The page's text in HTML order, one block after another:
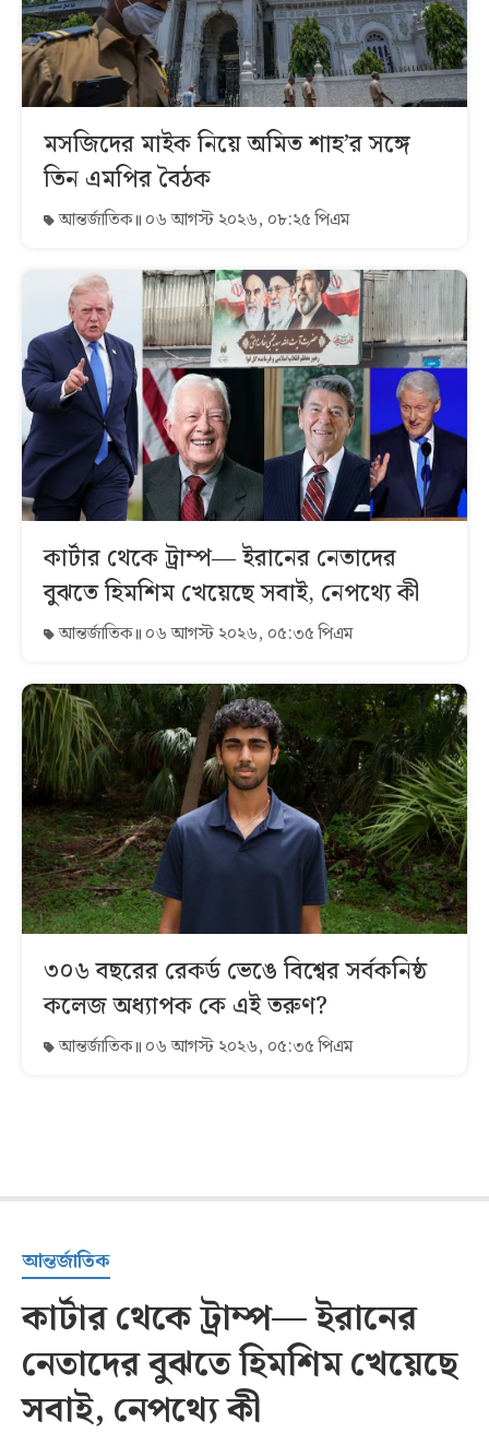
মসজিদের মাইক নিয়ে অমিত শাহ’র সঙ্গে
তিন এমপির বৈঠক
আন্তর্জাতিক ০৬ আগস্ট ২০২৬, ০৮:২৫ পিএম
কার্টার থেকে ট্রাম্প— ইরানের নেতাদের
বুঝতে হিমশিম খেয়েছে সবাই, নেপথ্যে কী
আন্তর্জাতিক ০৬ আগস্ট ২০২৬, ০৫:৩৫ পিএম
৩০৬ বছরের রেকর্ড ভেঙে বিশ্বের সর্বকনিষ্ঠ
কলেজ অধ্যাপক কে এই তরুণ?
আন্তর্জাতিক ০৬ আগস্ট ২০২৬, ০৫:৩৫ পিএম
আন্তর্জাতিক
কার্টার থেকে ট্রাম্প— ইরানের
নেতাদের বুঝতে হিমশিম খেয়েছে
সবাই, নেপথ্যে কী